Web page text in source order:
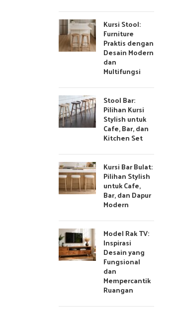
Kursi Stool:
Furniture
Praktis dengan
Desain Modern
dan
Multifungsi
Stool Bar:
Pilihan Kursi
Stylish untuk
Cafe, Bar, dan
Kitchen Set
Kursi Bar Bulat:
Pilihan Stylish
untuk Cafe,
Bar, dan Dapur
Modern
Model Rak TV:
Inspirasi
Desain yang
Fungsional
dan
Mempercantik
Ruangan